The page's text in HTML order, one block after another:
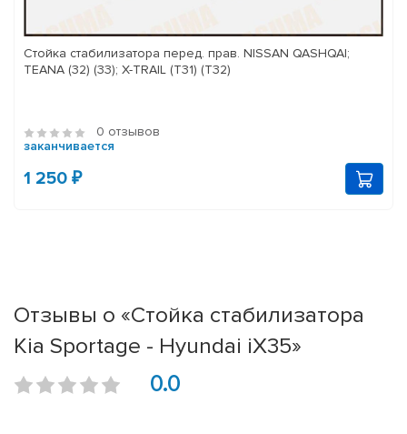
Стойка стабилизатора перед. прав. NISSAN QASHQAI;
TEANA (32) (33); X-TRAIL (T31) (T32)
0 отзывов
заканчивается
1 250 ₽
Отзывы о «Стойка стабилизатора
Kia Sportage - Hyundai iX35»
0.0